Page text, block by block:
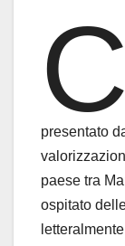
C
presentato
paese tra
ospitato